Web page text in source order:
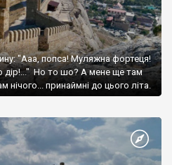
"Ааа, попса! Муляжна фортеця!
дір!..." Но то шо? А мене ще там
нічого... принаймні до цього літа.